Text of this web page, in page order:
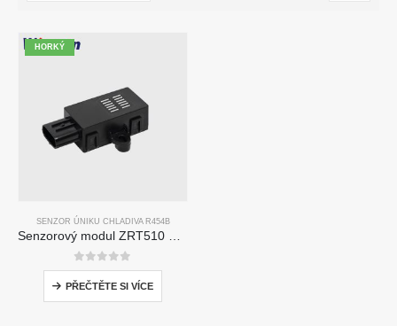
HORKÝ
SENZOR ÚNIKU CHLADIVA R454B
0z 5
PŘEČTĚTE SI VÍCE